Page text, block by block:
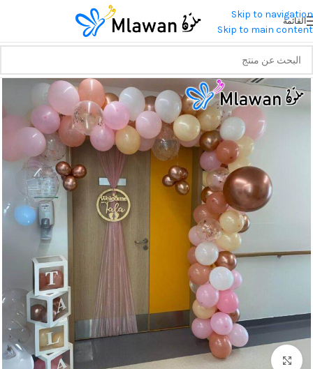
Skip to navigation
Skip to main content
القائمة
Click to enlarge